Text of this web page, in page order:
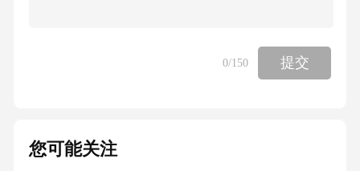
平衡，及时发现并处理异常情况。监测生命体
征01020403避免与其他药物混用血管活性药物
治疗休克、心力衰竭等严重疾病，使用时应严
0/150 提交
您可能关注